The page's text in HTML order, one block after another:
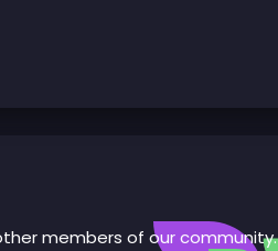
members of our community.